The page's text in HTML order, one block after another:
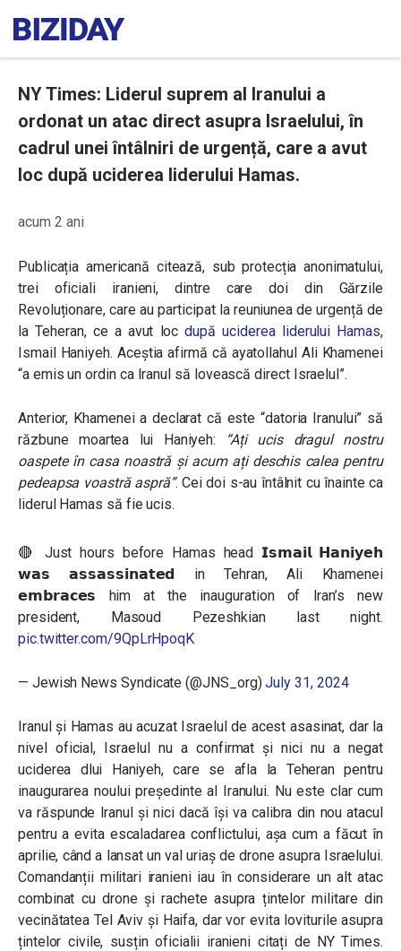
NY Times: Liderul suprem al Iranului a
ordonat un atac direct asupra Israelului, în
cadrul unei întâlniri de urgență, care a avut
loc după uciderea liderului Hamas.
acum 2 ani
Publicația americană citează, sub protecția anonimatului,
trei oficiali iranieni, dintre care doi din Gărzile
Revoluționare, care au participat la reuniunea de urgență de
la Teheran, ce a avut locdupă uciderea liderului Hamas,
Ismail Haniyeh. Aceștia afirmă că ayatollahul Ali Khamenei
“a emis un ordin ca Iranul să lovească direct Israelul”.
Anterior, Khamenei a declarat că este “datoria Iranului” să
răzbune moartea lui Haniyeh:
“Ați ucis dragul nostru
oaspete în casa noastră și acum ați deschis calea pentru
pedeapsa voastră aspră”. Cei doi s-au întâlnit cu înainte ca
liderul Hamas să fie ucis.
🔴 Just hours before Hamas head 𝗜𝘀𝗺𝗮𝗶𝗹 𝗛𝗮𝗻𝗶𝘆𝗲𝗵
𝘄𝗮𝘀 𝗮𝘀𝘀𝗮𝘀𝘀𝗶𝗻𝗮𝘁𝗲𝗱 in Tehran, Ali Khamenei
𝗲𝗺𝗯𝗿𝗮𝗰𝗲𝘀 him at the inauguration of Iran’s new
president, Masoud Pezeshkian last night.
pic.twitter.com/9QpLrHpoqK
— Jewish News Syndicate (@JNS_org)July 31, 2024
Iranul și Hamas au acuzat Israelul de acest asasinat, dar la
nivel oficial, Israelul nu a confirmat și nici nu a negat
uciderea dlui Haniyeh, care se afla la Teheran pentru
inaugurarea noului președinte al Iranului. Nu este clar cum
va răspunde Iranul și nici dacă își va calibra din nou atacul
pentru a evita escaladarea conflictului, așa cum a făcut în
aprilie, când a lansat un val uriaș de drone asupra Israelului.
Comandanții militari iranieni iau în considerare un alt atac
combinat cu drone și rachete asupra țintelor militare din
vecinătatea Tel Aviv și Haifa, dar vor evita loviturile asupra
țintelor civile, susțin oficialii iranieni citați de NY Times.